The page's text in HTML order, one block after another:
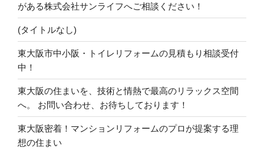
がある株式会社サンライフへご相談ください！
(タイトルなし)
東大阪市中小阪・トイレリフォームの見積もり相談受付
中！
東大阪の住まいを、技術と情熱で最高のリラックス空間
へ。 お問い合わせ、お待ちしております！
東大阪密着！マンションリフォームのプロが提案する理
想の住まい